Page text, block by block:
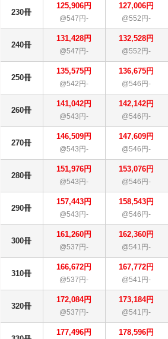
230冊
125,906円
@547円-
127,006円
@552円-
240冊
131,428円
@547円-
132,528円
@552円-
250冊
135,575円
@542円-
136,675円
@546円-
260冊
141,042円
@543円-
142,142円
@546円-
270冊
146,509円
@543円-
147,609円
@546円-
280冊
151,976円
@543円-
153,076円
@546円-
290冊
157,443円
@543円-
158,543円
@546円-
300冊
161,260円
@537円-
162,360円
@541円-
310冊
166,672円
@537円-
167,772円
@541円-
320冊
172,084円
@537円-
173,184円
@541円-
177,496円 178,596円